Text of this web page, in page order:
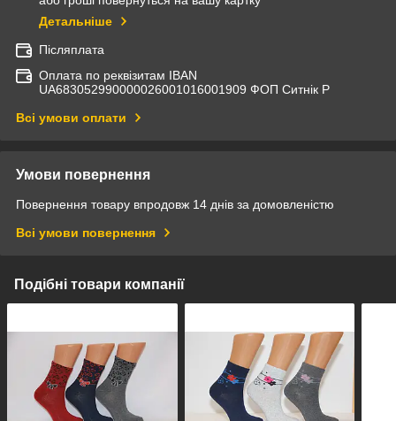
Детальніше
Післяплата
Оплата по реквізитам IBAN
UА683052990000026001016001909 ФОП Ситнік Р
Всі умови оплати
Умови повернення
Повернення товару впродовж 14 днів за домовленістю
Всі умови повернення
Подібні товари компанії